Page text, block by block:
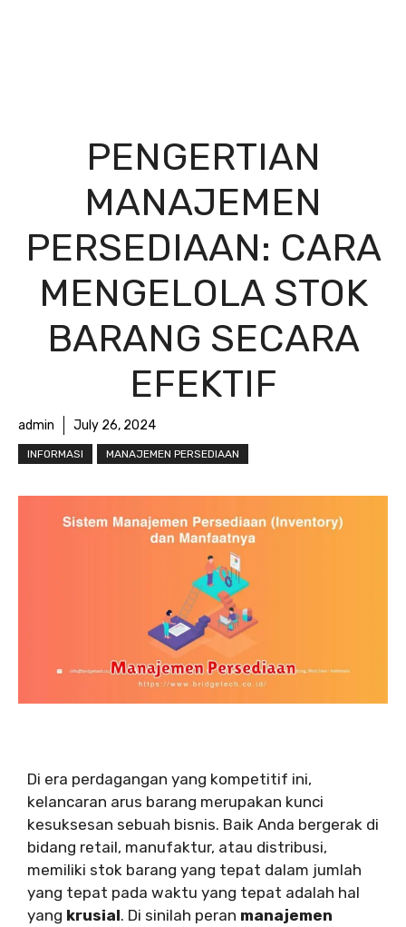
PENGERTIAN
MANAJEMEN
PERSEDIAAN: CARA
MENGELOLA STOK
BARANG SECARA
EFEKTIF
admin July 26, 2024
INFORMASI MANAJEMEN PERSEDIAAN
Di era perdagangan yang kompetitif ini,
kelancaran arus barang merupakan kunci
kesuksesan sebuah bisnis. Baik Anda bergerak di
bidang retail, manufaktur, atau distribusi,
memiliki stok barang yang tepat dalam jumlah
yang tepat pada waktu yang tepat adalah hal
yang krusial. Di sinilah peran manajemen